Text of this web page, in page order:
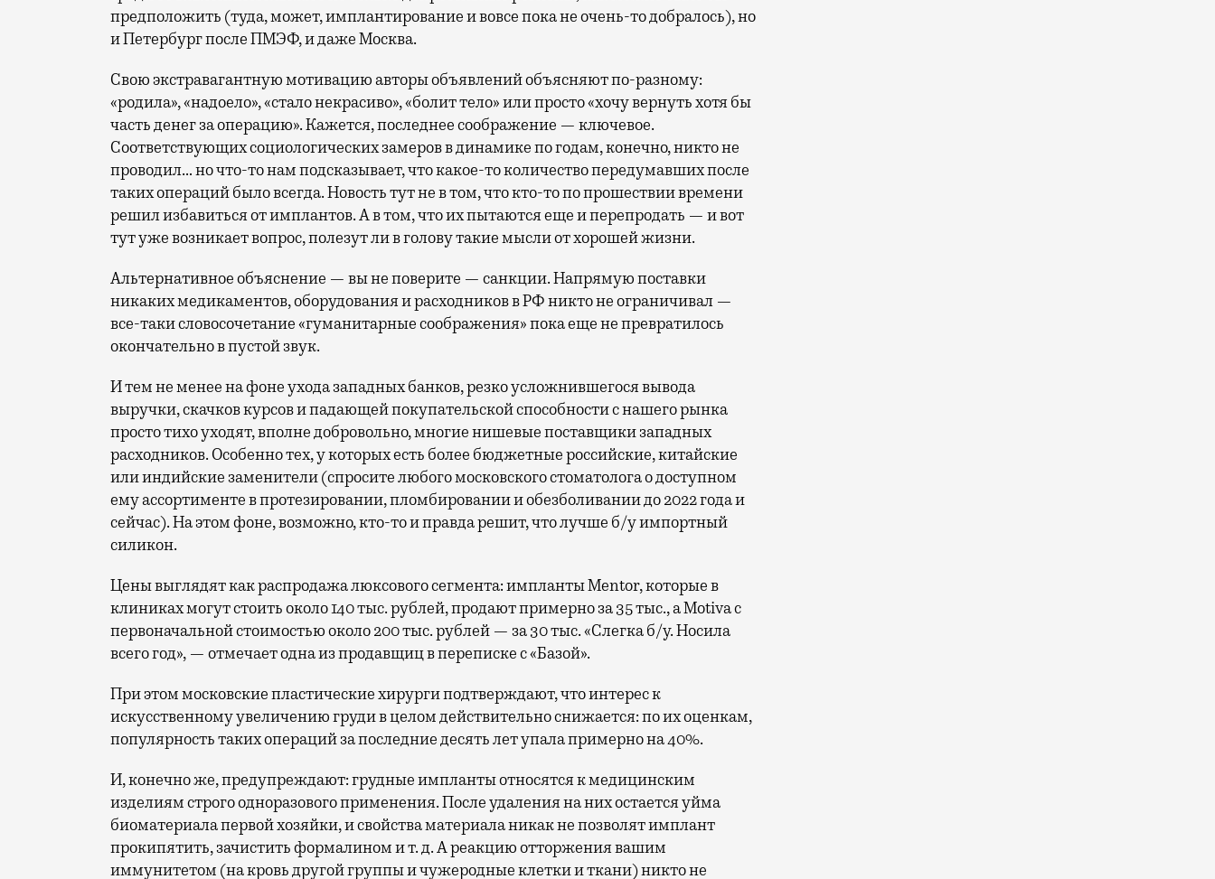
предположить (туда, может, имплантирование и вовсе пока не очень-то добралось), но
и Петербург после ПМЭФ, и даже Москва.
Свою экстравагантную мотивацию авторы объявлений объясняют по-разному:
«родила», «надоело», «стало некрасиво», «болит тело» или просто «хочу вернуть хотя бы
часть денег за операцию». Кажется, последнее соображение — ключевое.
Соответствующих социологических замеров в динамике по годам, конечно, никто не
проводил… но что-то нам подсказывает, что какое-то количество передумавших после
таких операций было всегда. Новость тут не в том, что кто-то по прошествии времени
решил избавиться от имплантов. А в том, что их пытаются еще и перепродать — и вот
тут уже возникает вопрос, полезут ли в голову такие мысли от хорошей жизни.
Альтернативное объяснение — вы не поверите — санкции. Напрямую поставки
никаких медикаментов, оборудования и расходников в РФ никто не ограничивал —
все-таки словосочетание «гуманитарные соображения» пока еще не превратилось
окончательно в пустой звук.
И тем не менее на фоне ухода западных банков, резко усложнившегося вывода
выручки, скачков курсов и падающей покупательской способности с нашего рынка
просто тихо уходят, вполне добровольно, многие нишевые поставщики западных
расходников. Особенно тех, у которых есть более бюджетные российские, китайские
или индийские заменители (спросите любого московского стоматолога о доступном
ему ассортименте в протезировании, пломбировании и обезболивании до 2022 года и
сейчас). На этом фоне, возможно, кто-то и правда решит, что лучше б/у импортный
силикон.
Цены выглядят как распродажа люксового сегмента: импланты Mentor, которые в
клиниках могут стоить около 140 тыс. рублей, продают примерно за 35 тыс., а Motiva с
первоначальной стоимостью около 200 тыс. рублей — за 30 тыс. «Слегка б/у. Носила
всего год», — отмечает одна из продавщиц в переписке с «Базой».
При этом московские пластические хирурги подтверждают, что интерес к
искусственному увеличению груди в целом действительно снижается: по их оценкам,
популярность таких операций за последние десять лет упала примерно на 40%.
И, конечно же, предупреждают: грудные импланты относятся к медицинским
изделиям строго одноразового применения. После удаления на них остается уйма
биоматериала первой хозяйки, и свойства материала никак не позволят имплант
прокипятить, зачистить формалином и т. д. А реакцию отторжения вашим
иммунитетом (на кровь другой группы и чужеродные клетки и ткани) никто не